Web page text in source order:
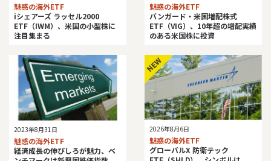
魅惑の海外ETF
iシェアーズ ラッセル2000
ETF（IWM）、米国の小型株に
注目集まる
魅惑の海外ETF
バンガード・米国増配株式
ETF（VIG）、10年超の増配実績
のある米国株に投資
2023年8月31日
魅惑の海外ETF
経済成長の伸びしろが魅力、ベ
NEW
2026年8月6日
魅惑の海外ETF
グローバルX 防衛テック